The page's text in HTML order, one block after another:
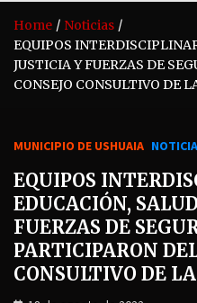
Home
Noticias
EQUIPOS
JUSTICIA Y FUERZAS DE
CONSEJO CONSULTIVO DE
MUNICIPIO DE USHUAIA
EQUIPOS
EDUCACIÓN,
FUERZAS DE
PARTICIPARON
CONSULTIVO DE